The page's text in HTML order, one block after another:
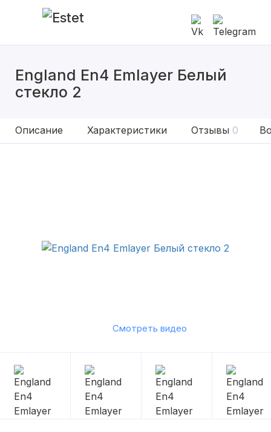
England En4 Emlayer Белый
стекло 2
Описание Характеристики Отзывы 0
Смотреть видео